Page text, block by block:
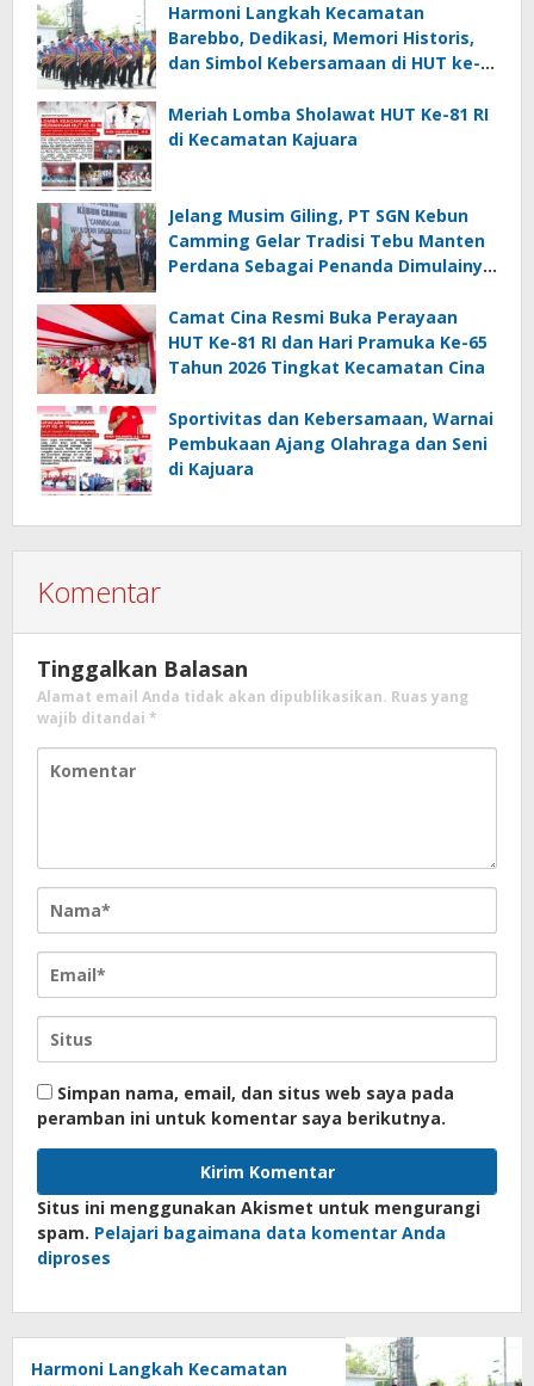
Harmoni Langkah Kecamatan
Barebbo, Dedikasi, Memori Historis,
dan Simbol Kebersamaan di HUT ke-
Meriah Lomba Sholawat HUT Ke-81 RI
di Kecamatan Kajuara
Jelang Musim Giling, PT SGN Kebun
Camming Gelar Tradisi Tebu Manten
Perdana Sebagai Penanda Dimulainya
Camat Cina Resmi Buka Perayaan
HUT Ke-81 RI dan Hari Pramuka Ke-65
Tahun 2026 Tingkat Kecamatan Cina
Sportivitas dan Kebersamaan, Warnai
Pembukaan Ajang Olahraga dan Seni
di Kajuara
Komentar
Tinggalkan Balasan
Alamat email Anda tidak akan dipublikasikan. Ruas yang
wajib ditandai *
Simpan nama, email, dan situs web saya pada
peramban ini untuk komentar saya berikutnya.
Situs ini menggunakan Akismet untuk mengurangi
spam. Pelajari bagaimana data komentar Anda
diproses
Harmoni Langkah Kecamatan